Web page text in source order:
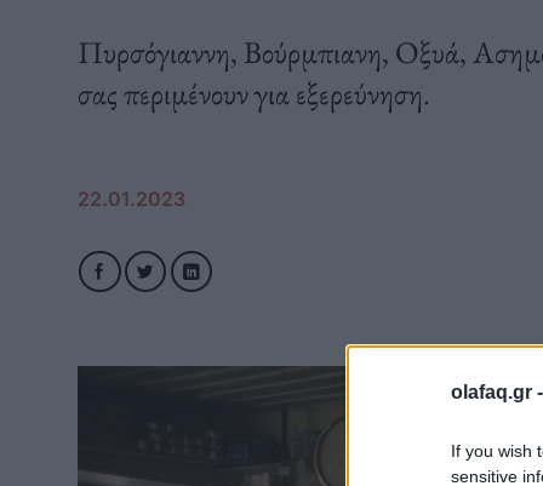
olafaq.gr -
If you wish
sensitive
Πυρσόγιαννη, Βούρμπιανη, Οξυά,
σας περιμένουν για εξερεύνηση.
22.01.2023